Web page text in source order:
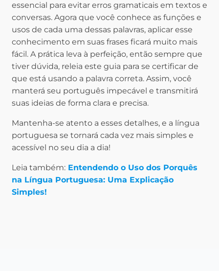
essencial para evitar erros gramaticais em textos e
conversas. Agora que você conhece as funções e
usos de cada uma dessas palavras, aplicar esse
conhecimento em suas frases ficará muito mais
fácil. A prática leva à perfeição, então sempre que
tiver dúvida, releia este guia para se certificar de
que está usando a palavra correta. Assim, você
manterá seu português impecável e transmitirá
suas ideias de forma clara e precisa.
Mantenha-se atento a esses detalhes, e a língua
portuguesa se tornará cada vez mais simples e
acessível no seu dia a dia!
Leia também: Entendendo o Uso dos Porquês
na Língua Portuguesa: Uma Explicação
Simples!